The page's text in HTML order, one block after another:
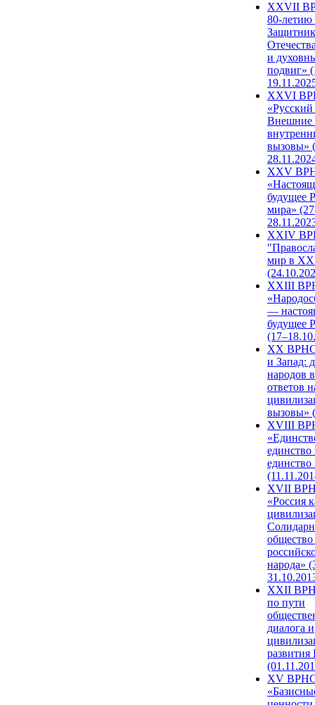
ХХVII
80-
и
подвиг»
XXVI
Внешние
вызовы»
XXV
будущее
мира»
XXIV
мир в
XXIII
—
будущее
XX ВРНС
и Запад:
народов
ответов
вызовы»
XVIII
единство
единство
XVII
«Россия
народа»
XXII
по пути
диалога и
развития
XV